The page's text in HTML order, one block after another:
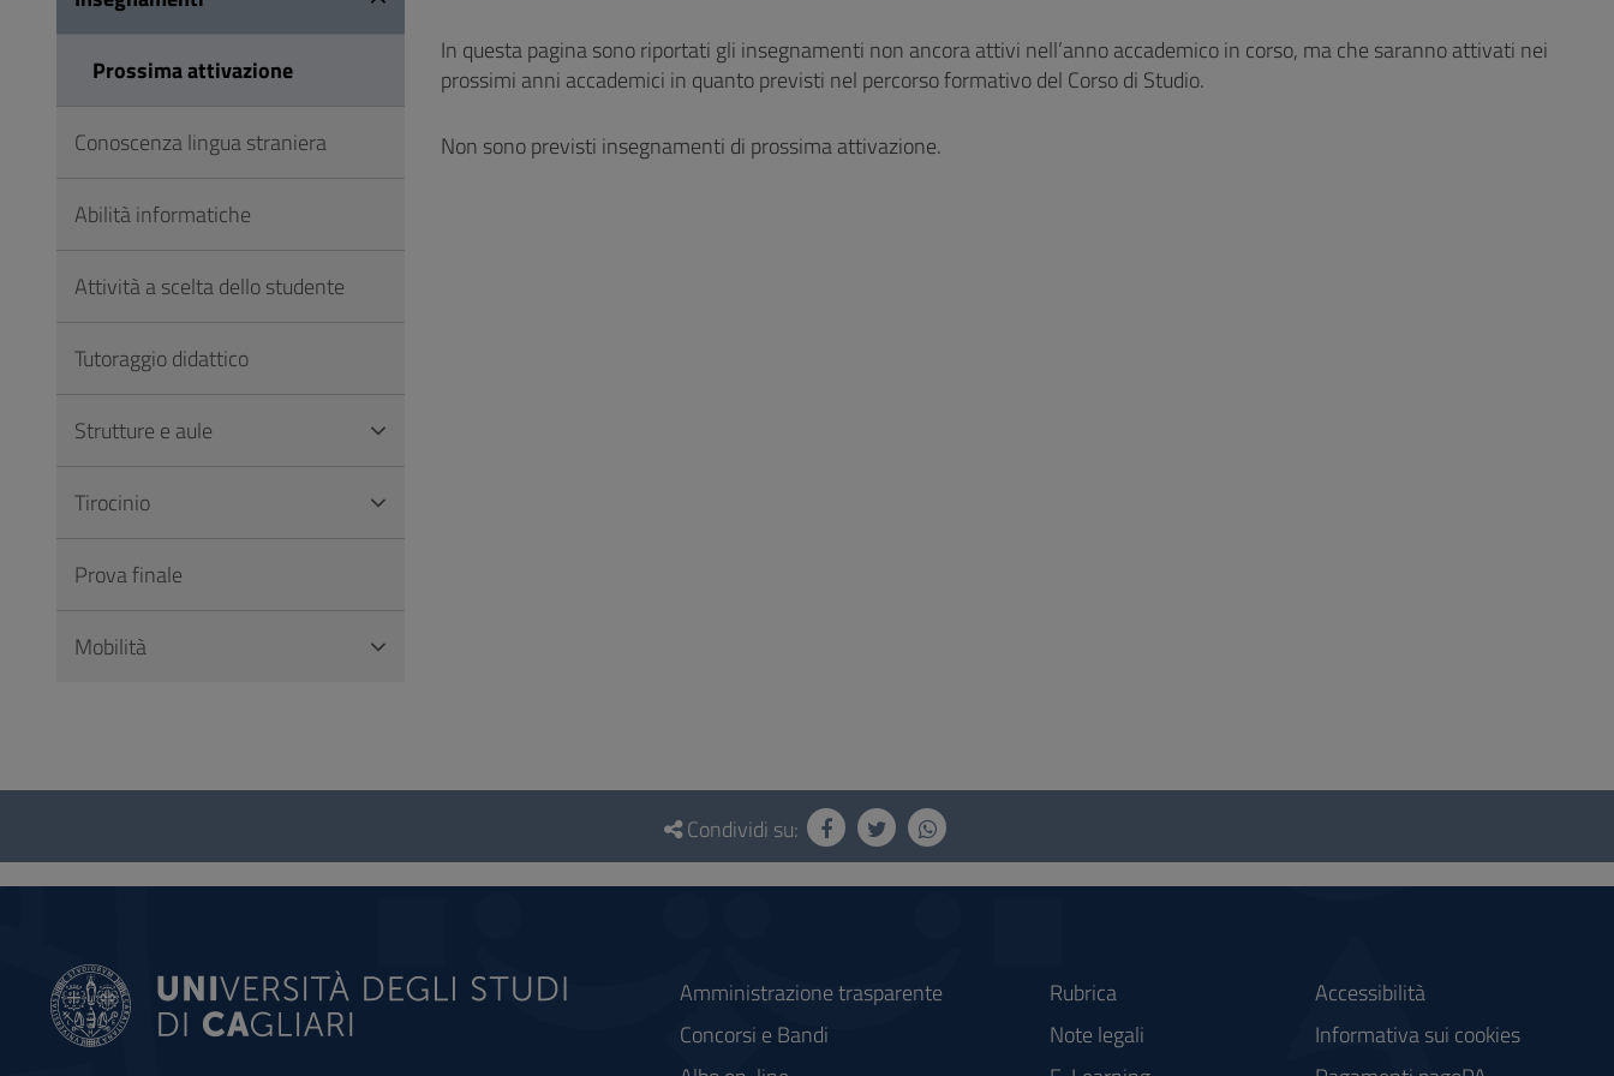
In questa pagina sono riportati gli insegnamenti non ancora attivi nell’anno accademico in corso, ma che saranno attivati nei
prossimi anni accademici in quanto previsti nel percorso formativo del Corso di Studio.
Non sono previsti insegnamenti di prossima attivazione.
Prossima attivazione
Conoscenza lingua straniera
Abilità informatiche
Attività a scelta dello studente
Tutoraggio didattico
Strutture e aule
Tirocinio
Prova finale
Mobilità
Questionario
social
Condividi su:
Amministrazione trasparente
Concorsi e Bandi
Rubrica
Note legali
Accessibilità
Informativa sui cookies